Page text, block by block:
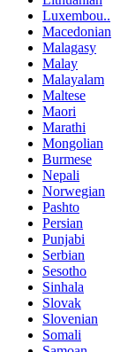
Luxembou..
Macedonian
Malagasy
Malay
Malayalam
Maltese
Maori
Marathi
Mongolian
Burmese
Nepali
Norwegian
Pashto
Persian
Punjabi
Serbian
Sesotho
Sinhala
Slovak
Slovenian
Somali